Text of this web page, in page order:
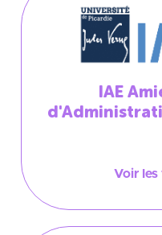
IAE
Voir